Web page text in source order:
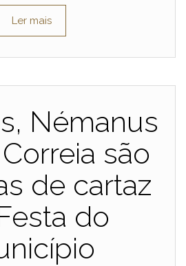
Ler mais
Némanus
são
de cartaz
do